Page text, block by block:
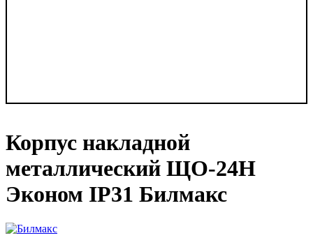
Корпус накладной
металлический ЩО-24Н
Эконом IP31 Билмакс